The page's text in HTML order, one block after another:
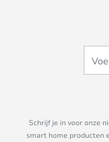
Schrijf je in voor onze
smart home producten